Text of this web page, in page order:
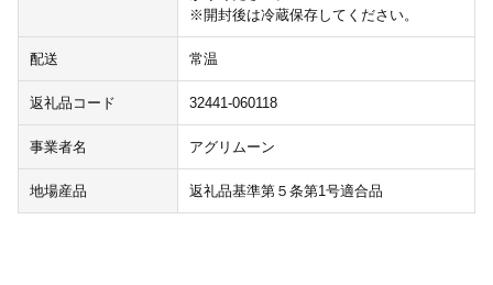
※開封後は冷蔵保存してください。
配送 常温
返礼品コード 32441-060118
事業者名 アグリムーン
地場産品 返礼品基準第５条第1号適合品